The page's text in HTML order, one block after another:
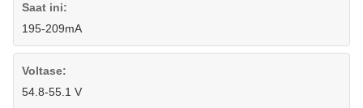
Saat ini:
195-209mA
Voltase:
54.8-55.1 V